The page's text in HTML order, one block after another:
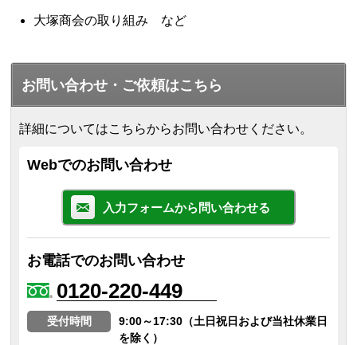
大塚商会の取り組み など
お問い合わせ・ご依頼はこちら
詳細についてはこちらからお問い合わせください。
Webでのお問い合わせ
入力フォームから問い合わせる
お電話でのお問い合わせ
0120-220-449
受付時間
9:00～17:30（土日祝日および当社休業日
を除く）